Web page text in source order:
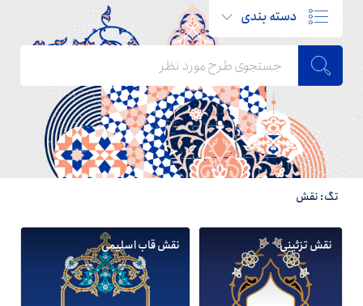
دسته بندی
تگ: نقش
نقش تزئینی نقش قاب اسلیمی